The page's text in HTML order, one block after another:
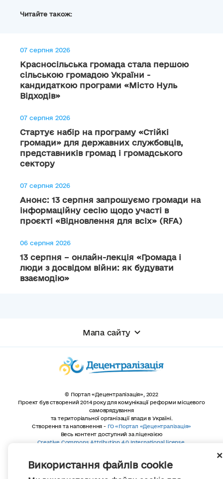
Використання файлів cookie
Читайте також:
07 серпня 2026
Красносільська громада стала першою
сільською громадою України -
кандидаткою програми «Місто Нуль
Відходів»
07 серпня 2026
Стартує набір на програму «Стійкі
громади» для державних службовців,
представників громад і громадського
сектору
07 серпня 2026
Анонс: 13 серпня запрошуємо громади на
інформаційну сесію щодо участі в
проєкті «Відновлення для всіх» (RFA)
06 серпня 2026
13 серпня – онлайн-лекція «Громада і
люди з досвідом війни: як будувати
взаємодію»
Мапа сайту
© Портал «Децентралізація», 2022
Проект був створений 2014 року для комунікації реформи місцевого
самоврядування
та територіальної організації влади в Україні.
Створення та наповнення - ГО «Портал «Децентралізація»
Весь контент доступний за ліцензією
Creative Commons Attribution 4.0 International license,